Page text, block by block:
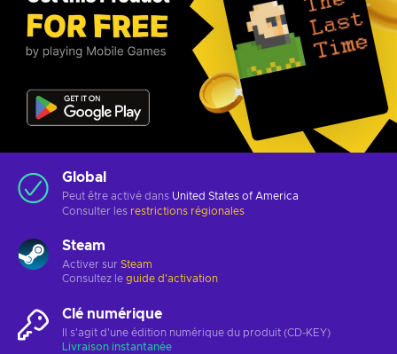
Global
Peut être activé dans United States of America
Consulter les restrictions régionales
Steam
Activer sur Steam
Consultez le guide d'activation
Clé numérique
Il s'agit d'une édition numérique du produit (CD-KEY)
Livraison instantanée